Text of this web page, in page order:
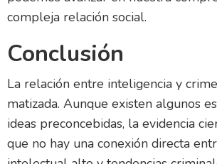
compleja relación social.
Conclusión
La relación entre inteligencia y
matizada. Aunque existen algunos
ideas preconcebidas, la evidencia
que no hay una conexión directa